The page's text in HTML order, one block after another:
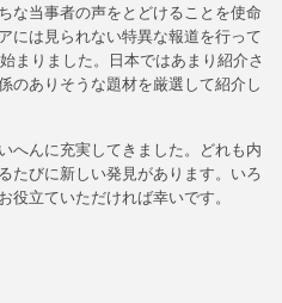
な当事者の声をとどけることを使命
には見られない特異な報道を行って
まりました。日本ではあまり紹介さ
のありそうな題材を厳選して紹介し
へんに充実してきました。どれも内
たびに新しい発見があります。いろ
役立ていただければ幸いです。